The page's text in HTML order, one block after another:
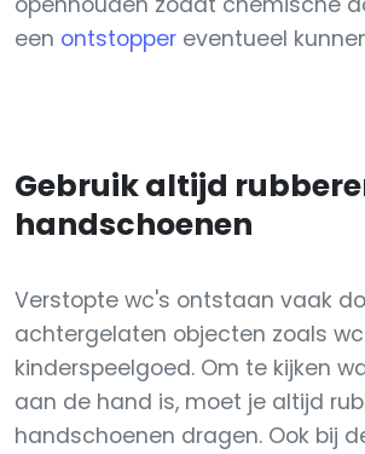
een ontstopper eventueel
Gebruik altijd
handschoenen
Verstopte wc's ontstaan vaak
achtergelaten objecten zoals
kinderspeelgoed. Om te kijken
aan de hand is, moet je altijd
handschoenen dragen. Ook bij